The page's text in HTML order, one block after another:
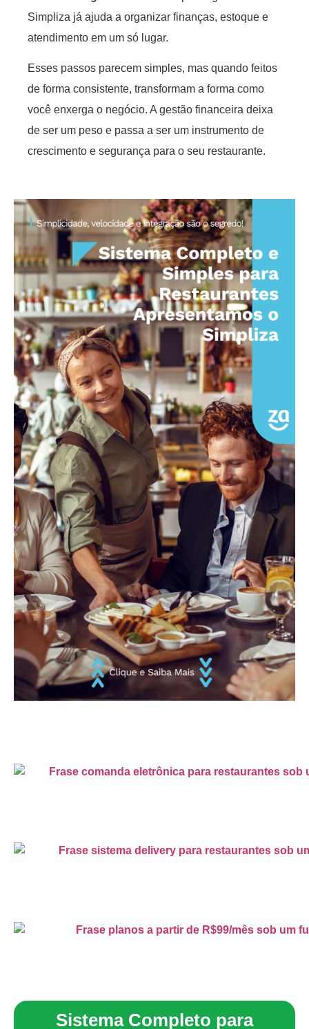
Simpliza já ajuda a organizar finanças, estoque e
atendimento em um só lugar.
Esses passos parecem simples, mas quando feitos
de forma consistente, transformam a forma como
você enxerga o negócio. A gestão financeira deixa
de ser um peso e passa a ser um instrumento de
crescimento e segurança para o seu restaurante.
Sistema Completo para